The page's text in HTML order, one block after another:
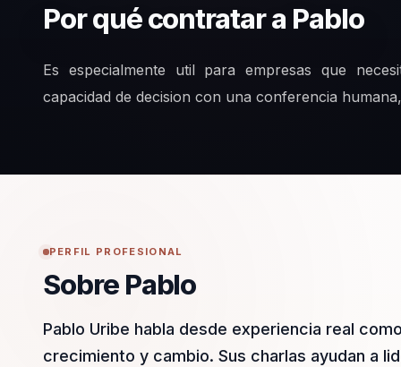
Por qué contratar a Pablo
Es especialmente util para empresas que
capacidad de decision con una conferencia
PERFIL PROFESIONAL
Sobre Pablo
Pablo Uribe habla desde experiencia real
crecimiento y cambio. Sus charlas ayudan a